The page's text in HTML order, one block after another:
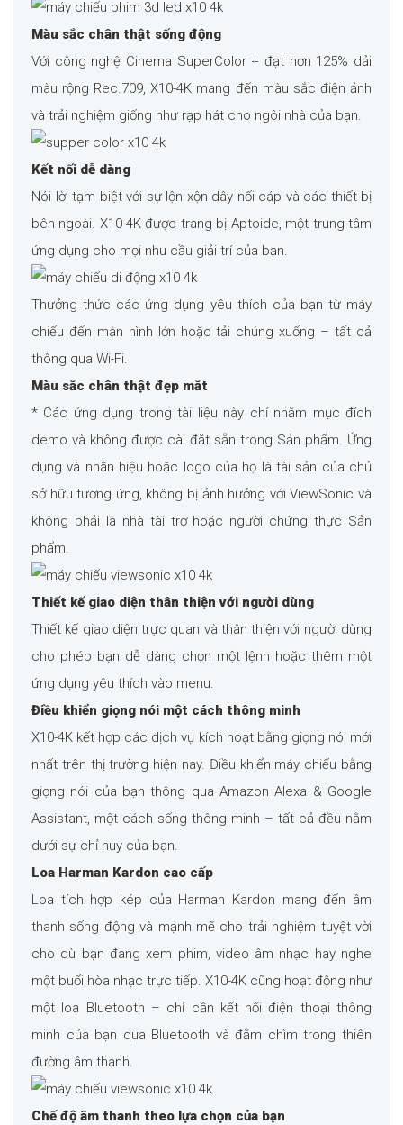
Màu sắc chân thật sống động
Với công nghệ Cinema SuperColor + đạt hơn 125% dải
màu rộng Rec.709, X10-4K mang đến màu sắc điện ảnh
và trải nghiệm giống như rạp hát cho ngôi nhà của bạn.
Kết nối dễ dàng
Nói lời tạm biệt với sự lộn xộn dây nối cáp và các thiết bị
bên ngoài. X10-4K được trang bị Aptoide, một trung tâm
ứng dụng cho mọi nhu cầu giải trí của bạn.
Thưởng thức các ứng dụng yêu thích của bạn từ máy
chiếu đến màn hình lớn hoặc tải chúng xuống – tất cả
thông qua Wi-Fi.
Màu sắc chân thật đẹp mắt
* Các ứng dụng trong tài liệu này chỉ nhằm mục đích
demo và không được cài đặt sẵn trong Sản phẩm. Ứng
dụng và nhãn hiệu hoặc logo của họ là tài sản của chủ
sở hữu tương ứng, không bị ảnh hưởng với ViewSonic và
không phải là nhà tài trợ hoặc người chứng thực Sản
phẩm.
Thiết kế giao diện thân thiện với người dùng
Thiết kế giao diện trực quan và thân thiện với người dùng
cho phép bạn dễ dàng chọn một lệnh hoặc thêm một
ứng dụng yêu thích vào menu.
Điều khiển giọng nói một cách thông minh
X10-4K kết hợp các dịch vụ kích hoạt bằng giọng nói mới
nhất trên thị trường hiện nay. Điều khiển máy chiếu bằng
giọng nói của bạn thông qua Amazon Alexa & Google
Assistant, một cách sống thông minh – tất cả đều nằm
dưới sự chỉ huy của bạn.
Loa Harman Kardon cao cấp
Loa tích hợp kép của Harman Kardon mang đến âm
thanh sống động và mạnh mẽ cho trải nghiệm tuyệt vời
cho dù bạn đang xem phim, video âm nhạc hay nghe
một buổi hòa nhạc trực tiếp. X10-4K cũng hoạt động như
một loa Bluetooth – chỉ cần kết nối điện thoại thông
minh của bạn qua Bluetooth và đắm chìm trong thiên
đường âm thanh.
Chế độ âm thanh theo lựa chọn của bạn